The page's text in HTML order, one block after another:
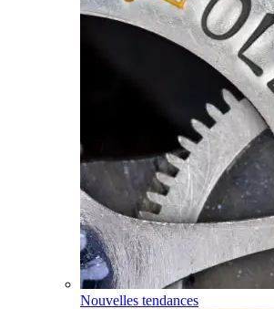
Nouvelles tendances